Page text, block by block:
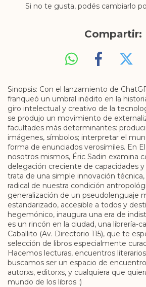
Si no te gusta, podés cambiarlo
Compartir:
Sinopsis: Con el lanzamiento de
franqueó un umbral inédito en la
giro intelectual y creativo de la
se produjo un movimiento de
facultades más determinantes:
imágenes, símbolos; interpretar el
forma de enunciados verosímiles. En
nosotros mismos, Éric Sadin examina
delegación creciente de capacidades
trata de una simple innovación
radical de nuestra condición
generalización de un pseudolenguaje
estandarizado, accesible a todos y
hegemónico, inaugura una era de
es un rincón en la ciudad, una librería-
Caballito (Av. Directorio 115), que te
selección de libros especialmente
Hacemos lecturas, encuentros
buscamos ser un espacio de
autorxs, editorxs, y cualquiera que
mundo de los libros :)